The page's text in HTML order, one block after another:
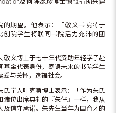
及何陈婉珍博士慷慨捐助兴建
的期望。他表示：「敬文书院将于
创院学生将联同书院活力充沛的团
敬文博士于七十年代资助年轻学子赴
基金代表身份，寄语未来的书院学生
与关怀，造福社会。
氏学人叶克勇博士表示：「作为朱氏
诸位出席典礼的『朱仔』一样，我从
及信守承诺。朱先生当年为国育才的